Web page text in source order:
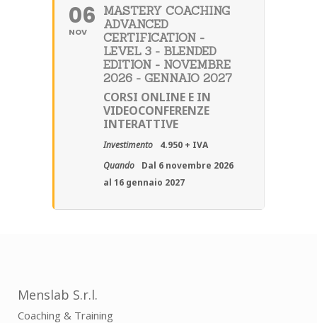
06
NOV
MASTERY COACHING
ADVANCED
CERTIFICATION -
LEVEL 3 - BLENDED
EDITION - NOVEMBRE
2026 - GENNAIO 2027
CORSI ONLINE E IN
VIDEOCONFERENZE
INTERATTIVE
Investimento
4.950 + IVA
Quando
Dal 6 novembre 2026
al 16 gennaio 2027
Menslab S.r.l.
Coaching & Training